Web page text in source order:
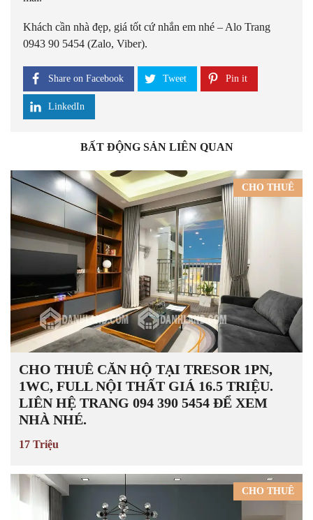
Khách cần nhà đẹp, giá tốt cứ nhắn em nhé – Alo Trang
0943 90 5454 (Zalo, Viber).
Share on Facebook Tweet Pin it
LinkedIn
BẤT ĐỘNG SẢN LIÊN QUAN
CHO THUÊ
CHO THUÊ CĂN HỘ TẠI TRESOR 1PN,
1WC, FULL NỘI THẤT GIÁ 16.5 TRIỆU.
LIÊN HỆ TRANG 094 390 5454 ĐỂ XEM
NHÀ NHÉ.
17 Triệu
CHO THUÊ